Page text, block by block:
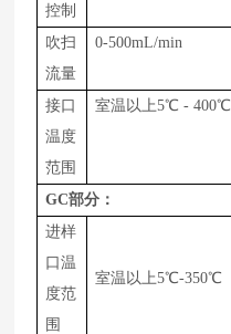
控制
吹扫
流量
0-500mL/min
接口
温度
范围
室温以上5℃ - 400℃
GC部分：
进样
口温
度范
围
室温以上5℃-350℃